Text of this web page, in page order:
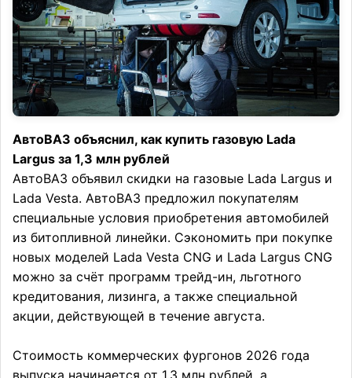
АвтоВАЗ объяснил, как купить газовую Lada
Largus за 1,3 млн рублей
АвтоВАЗ объявил скидки на газовые Lada Largus и
Lada Vesta. АвтоВАЗ предложил покупателям
специальные условия приобретения автомобилей
из битопливной линейки. Сэкономить при покупке
новых моделей Lada Vesta CNG и Lada Largus CNG
можно за счёт программ трейд-ин, льготного
кредитования, лизинга, а также специальной
акции, действующей в течение августа.
Стоимость коммерческих фургонов 2026 года
выпуска начинается от 1,3 млн рублей, а